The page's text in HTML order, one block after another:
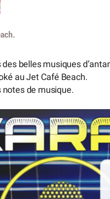
belles musiques
au Jet Café Beach.
notes de musique.